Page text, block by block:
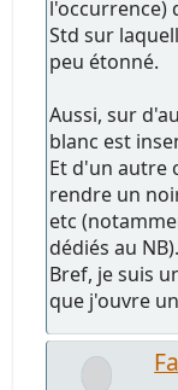
l'occurrence)
Std sur
peu étonné.
Aussi, sur
blanc est
Et d'un autre
rendre un
etc
dédiés au NB).
Bref, je suis
que j'ouvre